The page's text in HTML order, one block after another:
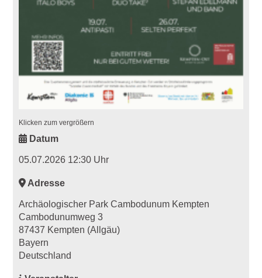
Klicken zum vergrößern
Datum
05.07.2026 12:30 Uhr
Adresse
Archäologischer Park Cambodunum Kempten
Cambodunumweg 3
87437 Kempten (Allgäu)
Bayern
Deutschland